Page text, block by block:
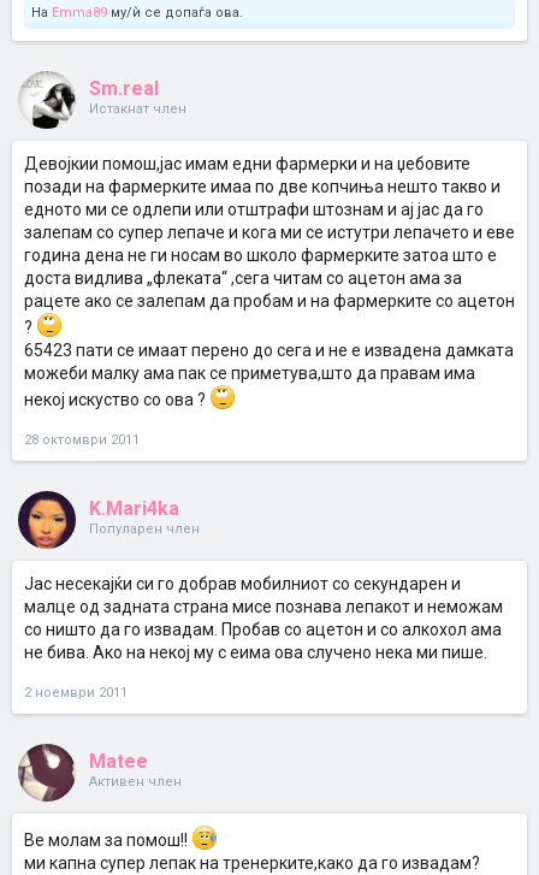
На Emma89 му/ѝ се допаѓа ова.
Sm.real
Истакнат член
Девојкии помош,јас имам едни фармерки и на џебовите
позади на фармерките имаа по две копчиња нешто такво и
едното ми се одлепи или отштрафи штознам и ај јас да го
залепам со супер лепаче и кога ми се истутри лепачето и еве
година дена не ги носам во школо фармерките затоа што е
доста видлива „флеката“ ,сега читам со ацетон ама за
рацете ако се залепам да пробам и на фармерките со ацетон
?
65423 пати се имаат перено до сега и не е извадена дамката
можеби малку ама пак се приметува,што да правам има
некој искуство со ова ?
28 октомври 2011
K.Mari4ka
Популарен член
Јас несекајќи си го добрав мобилниот со секундарен и
малце од задната страна мисе познава лепакот и неможам
со ништо да го извадам. Пробав со ацетон и со алкохол ама
не бива. Ако на некој му с еима ова случено нека ми пише.
2 ноември 2011
Matee
Активен член
Ве молам за помош!!
ми капна супер лепак на тренерките,како да го извадам?